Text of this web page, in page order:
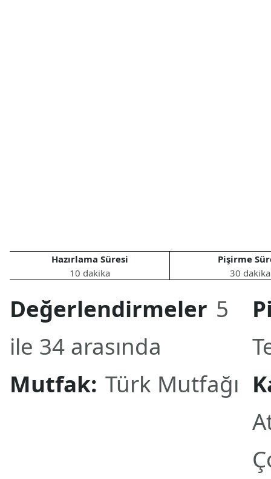
Hazırlama Süresi
10 dakika
Pişirme
30 dakika
Değerlendirmeler 5
ile 34 arasında
Mutfak: Türk Mutfağı